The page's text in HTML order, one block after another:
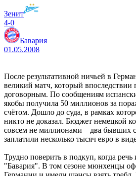
Зенит
4-0
Бавария
01.05.2008
После результативной ничьей в
великий матч, который впоследствии
договорным. По сообщениям
якобы получила 50 миллионов за
счётом. Дошло до суда, в рамках
никто не доказал. Бюджет немецкой
совсем не миллионами – два бывших
заплатили несколько тысяч евро в
Трудно поверить в подкуп, когда речь
"Бавария". В том сезоне мюнхенцы